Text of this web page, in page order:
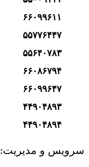
۶۶۰۹۹۶۱۱
۵۵۷۷۶۴۴۷
۵۵۶۴۰۷۸۳
۶۶۰۸۶۷۹۴
۶۶۰۹۹۶۴۷
۴۴۹۰۴۸۹۳
۴۴۹۰۴۸۹۴
سرویس و مدیریت: